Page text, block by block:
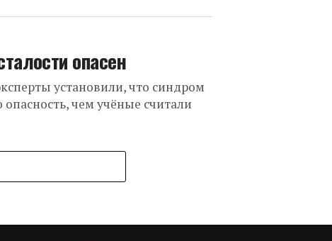
опасен
установили, что синдром
чем учёные считали